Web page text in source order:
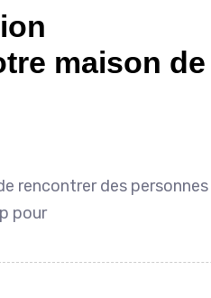
maison de
rencontrer des personnes
pour